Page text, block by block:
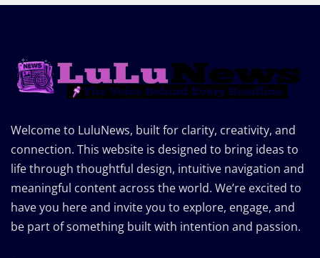
Welcome to LuluNews, built for clarity, creativity, and
connection. This website is designed to bring ideas to
life through thoughtful design, intuitive navigation and
meaningful content across the world. We’re excited to
have you here and invite you to explore, engage, and
be part of something built with intention and passion.